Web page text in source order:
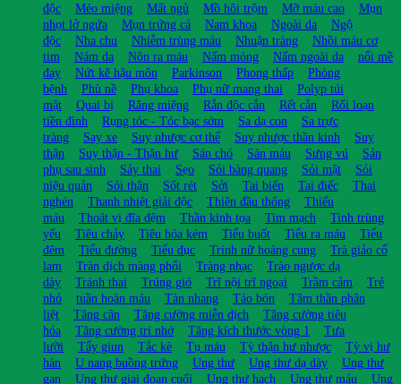
độc
Méo miệng Mất ngủ Mồ hôi trộm Mỡ máu cao
Mụn
nhọt lở ngứa
Mụn trứng cá Nam khoa Ngoài da
Ngộ
độc
Nha chu Nhiễm trùng máu Nhuận tràng
Nhồi máu cơ
tim
Nám da Nôn ra máu Nấm móng Nấm ngoài da
nổi mề
đay
Nứt kẽ hậu môn Parkinson Phong thấp
Phòng
bệnh
Phù nề Phụ khoa Phụ nữ mang thai
Polyp túi
mật
Quai bị Răng miệng Rắn độc cắn Rết cắn
Rối loạn
tiền đình
Rụng tóc - Tóc bạc sớm Sa dạ con
Sa trực
tràng
Say xe Suy nhược cơ thể Suy nhược thần kinh
Suy
thận
Suy thận - Thận hư Sán chó Sán máu Sưng vú
Sản
phụ sau sinh
Sảy thai Sẹo Sỏi bàng quang Sỏi mật
Sỏi
niệu quản
Sỏi thận Sốt rét Sởi Tai biến Tai điếc
Thai
nghén
Thanh nhiệt giải độc Thiên đầu thống
Thiếu
máu
Thoát vị đĩa đệm Thần kinh tọa Tim mạch
Tinh trùng
yếu
Tiêu chảy Tiêu hóa kém Tiểu buốt Tiểu ra máu
Tiểu
đêm
Tiểu đường Tiểu đục Trinh nữ hoàng cung
Trà giảo cổ
lam
Tràn dịch màng phổi Tràng nhạc
Trào ngược dạ
dày
Tránh thai Trúng gió Trĩ nội trĩ ngoại Trầm cảm
Trẻ
nhỏ
tuần hoàn máu Tàn nhang Táo bón
Tâm thần phân
liệt
Tăng cân Tăng cường miễn dịch
Tăng cường tiêu
hóa
Tăng cường trí nhớ Tăng kích thước vòng 1
Tưa
lưỡi
Tẩy giun Tắc kè Tụ máu Tỳ thận hư nhược
Tỳ vị hư
hàn
U nang buồng trứng Ung thư Ung thư dạ dày
Ung thư
gan
Ung thư giai đoạn cuối Ung thư hạch Ung thư máu Ung